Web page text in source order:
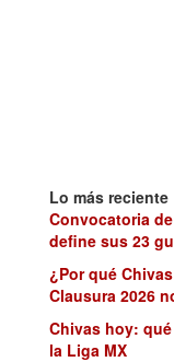
Lo más reciente
Convocatoria
define sus 23
¿Por qué
Clausura 2026
Chivas hoy:
la Liga MX